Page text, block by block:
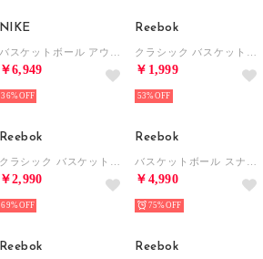
NIKE
￥6,949
36%
Reebok
￥1,999
53%
Reebok
￥2,990
69%
Reebok
￥4,990
75%
Reebok Reebok